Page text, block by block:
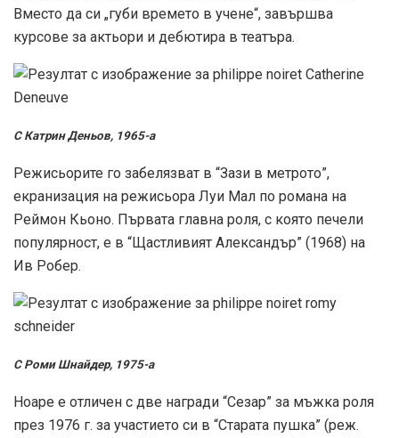
Вместо да си „губи времето в учене“, завършва
курсове за актьори и дебютира в театъра.
С Катрин Деньов, 1965-а
Режисьорите го забелязват в “Зази в метрото”,
екранизация на режисьора Луи Мал по романа на
Реймон Кьоно. Първата главна роля, с която печели
популярност, е в “Щастливият Александър” (1968) на
Ив Робер.
С Роми Шнайдер, 1975-а
Ноаре е отличен с две награди “Сезар” за мъжка роля
през 1976 г. за участието си в “Старата пушка” (реж.